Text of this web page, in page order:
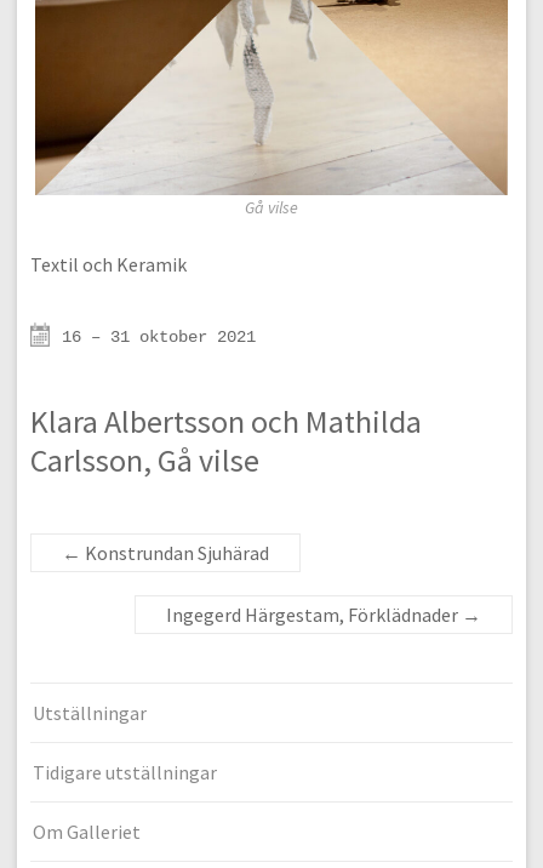
Gå vilse
Textil och Keramik
16 – 31 oktober 2021
Klara Albertsson och Mathilda
Carlsson, Gå vilse
← Konstrundan Sjuhärad
Ingegerd Härgestam, Förklädnader →
Utställningar
Tidigare utställningar
Om Galleriet